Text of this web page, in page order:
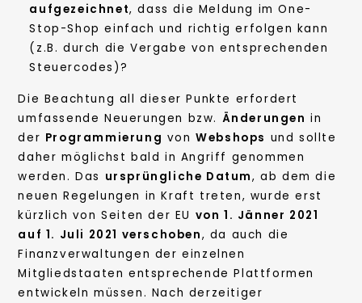
aufgezeichnet, dass die Meldung im One-
Stop-Shop einfach und richtig erfolgen kann
(z.B. durch die Vergabe von entsprechenden
Steuercodes)?
Die Beachtung all dieser Punkte erfordert
umfassende Neuerungen bzw. Änderungen in
der Programmierung vonWebshops und sollte
daher möglichst bald in Angriff genommen
werden. Das ursprüngliche Datum, ab dem die
neuen Regelungen in Kraft treten, wurde erst
kürzlich von Seiten der EU von 1. Jänner 2021
auf 1. Juli 2021 verschoben, da auch die
Finanzverwaltungen der einzelnen
Mitgliedstaaten entsprechende Plattformen
entwickeln müssen. Nach derzeitiger